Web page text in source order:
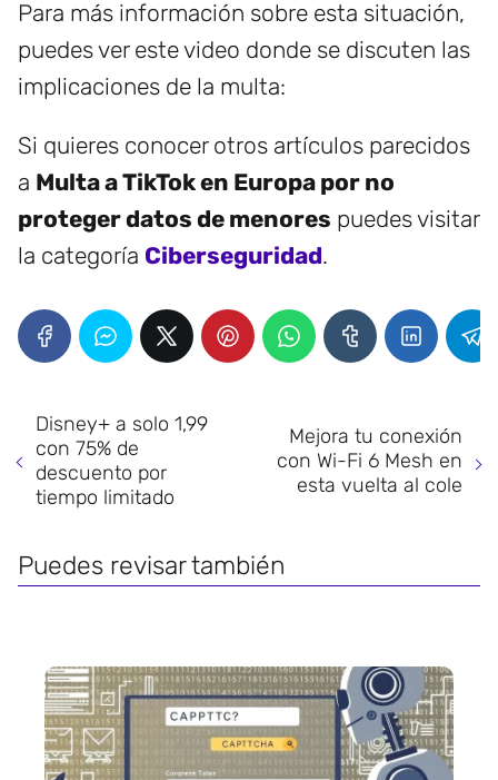
Para más información sobre esta situación,
puedes ver este video donde se discuten las
implicaciones de la multa:
Si quieres conocer otros artículos parecidos
a Multa a TikTok en Europa por no
proteger datos de menores puedes visitar
la categoría Ciberseguridad.
Disney+ a solo 1,99
con 75% de
descuento por
tiempo limitado
Mejora tu conexión
con Wi-Fi 6 Mesh en
esta vuelta al cole
Puedes revisar también